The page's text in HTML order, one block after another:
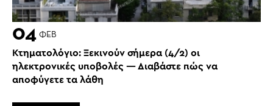
04 ΦΕΒ
Κτηματολόγιο: Ξεκινούν σήμερα (4/2) οι
ηλεκτρονικές υποβολές — Διαβάστε πώς να
αποφύγετε τα λάθη